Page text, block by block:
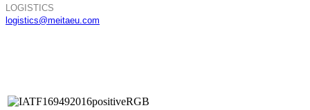
LOGISTICS
logistics@meitaeu.com